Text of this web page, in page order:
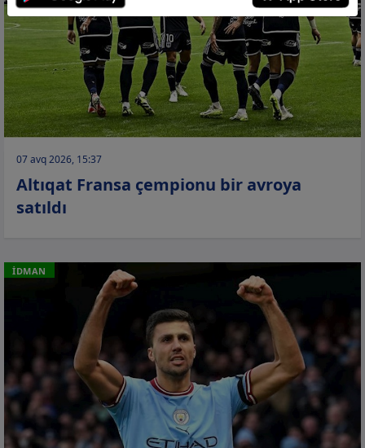
07 avq 2026, 15:37
Altıqat Fransa çempionu bir avroya
satıldı
İDMAN